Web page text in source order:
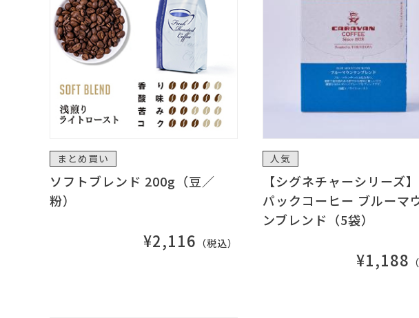
まとめ買い
ソフトブレンド 200g（豆／
粉）
¥2,116 （税込）
人気
【シグネチャーシリーズ
パックコーヒー ブルーマ
ンブレンド（5袋）
¥1,188